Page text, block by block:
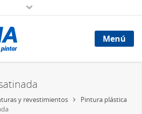
Menú
y revestimientos
Pintura plástica